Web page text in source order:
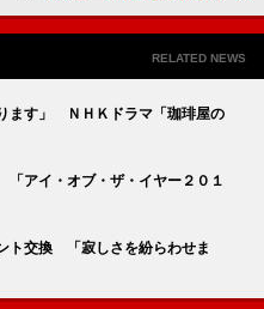
RELATED NEWS
ます」 ＮＨＫドラマ「珈琲屋の
アイ・オブ・ザ・イヤー２０１
ト交換 「寂しさを紛らわせま